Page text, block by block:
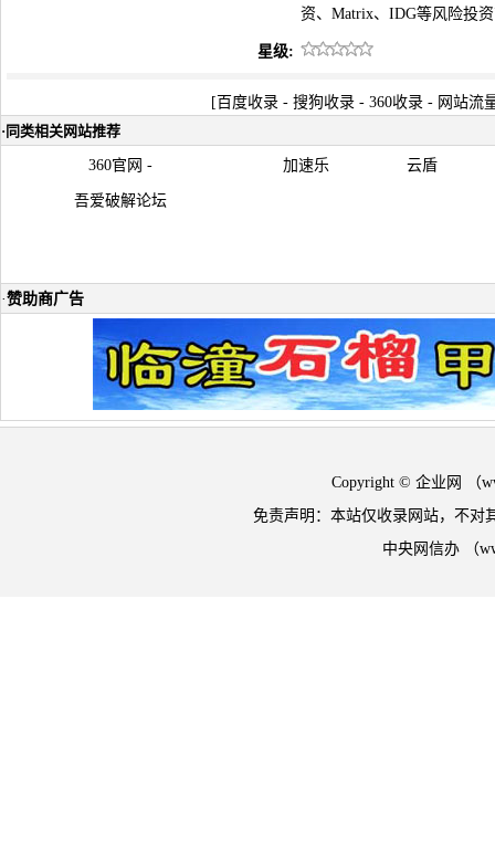
资、Matrix、IDG等风险投
星级:
[ 百度收录 - 搜狗收录 - 360收录 - 网站流
· 同类相关网站推荐
360官网 - 加速乐 云盾
吾爱破解论坛
·赞助商广告
Copyright © 企业网 （
免责声明：本站仅收录网站，不对
中央网信办 （